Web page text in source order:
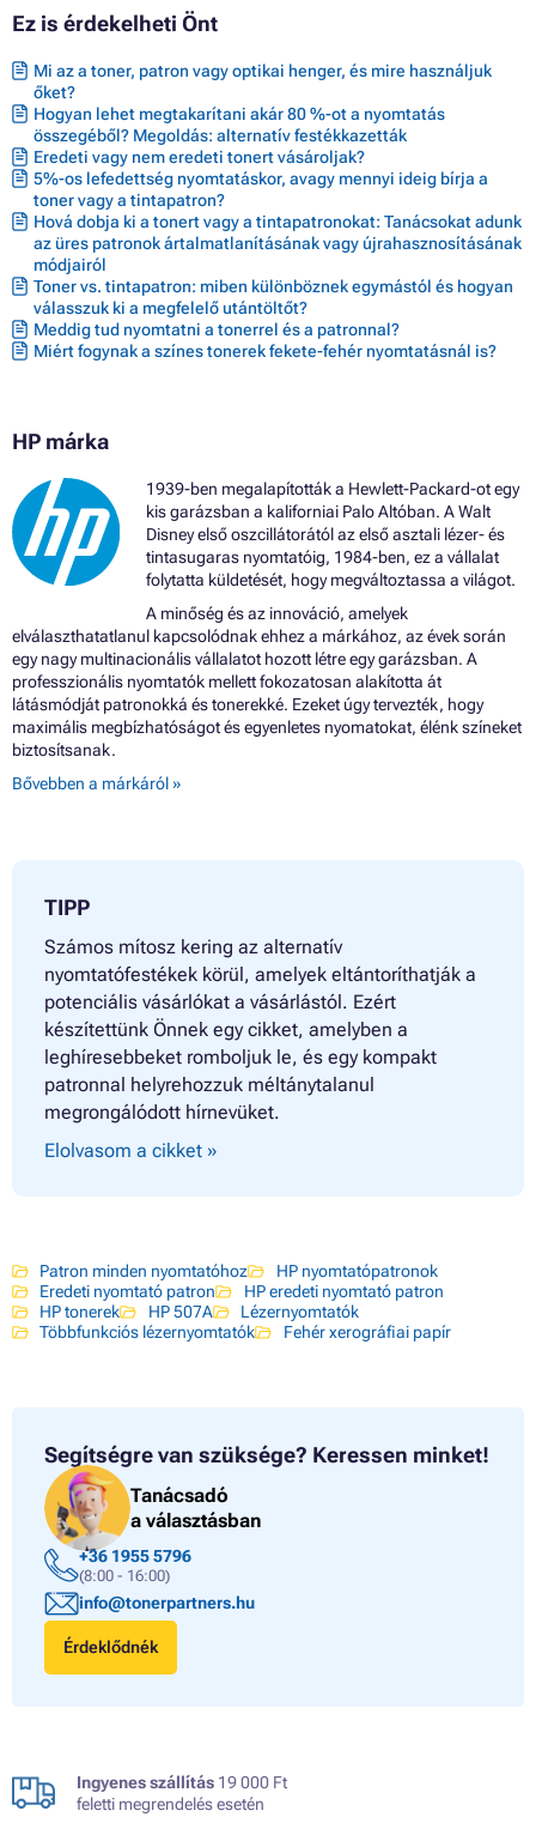
Ez is érdekelheti Önt
Mi az a toner, patron vagy optikai henger, és mire használjuk
őket?
Hogyan lehet megtakarítani akár 80 %-ot a nyomtatás
összegéből? Megoldás: alternatív festékkazetták
Eredeti vagy nem eredeti tonert vásároljak?
5%-os lefedettség nyomtatáskor, avagy mennyi ideig bírja a
toner vagy a tintapatron?
Hová dobja ki a tonert vagy a tintapatronokat: Tanácsokat adunk
az üres patronok ártalmatlanításának vagy újrahasznosításának
módjairól
Toner vs. tintapatron: miben különböznek egymástól és hogyan
válasszuk ki a megfelelő utántöltőt?
Meddig tud nyomtatni a tonerrel és a patronnal?
Miért fogynak a színes tonerek fekete-fehér nyomtatásnál is?
HP márka
1939-ben megalapították a Hewlett-Packard-ot egy
kis garázsban a kaliforniai Palo Altóban. A Walt
Disney első oszcillátorától az első asztali lézer- és
tintasugaras nyomtatóig, 1984-ben, ez a vállalat
folytatta küldetését, hogy megváltoztassa a világot.
A minőség és az innováció, amelyek
elválaszthatatlanul kapcsolódnak ehhez a márkához, az évek során
egy nagy multinacionális vállalatot hozott létre egy garázsban. A
professzionális nyomtatók mellett fokozatosan alakította át
látásmódját patronokká és tonerekké. Ezeket úgy tervezték, hogy
maximális megbízhatóságot és egyenletes nyomatokat, élénk színeket
biztosítsanak.
Bővebben a márkáról »
TIPP
Számos mítosz kering az alternatív
nyomtatófestékek körül, amelyek eltántoríthatják a
potenciális vásárlókat a vásárlástól. Ezért
készítettünk Önnek egy cikket, amelyben a
leghíresebbeket romboljuk le, és egy kompakt
patronnal helyrehozzuk méltánytalanul
megrongálódott hírnevüket.
Elolvasom a cikket »
Patron minden nyomtatóhoz
HP nyomtatópatronok
Eredeti nyomtató patron
HP eredeti nyomtató patron
HP tonerek
HP 507A
Lézernyomtatók
Többfunkciós lézernyomtatók
Fehér xerográfiai papír
Segítségre van szüksége? Keressen minket!
Tanácsadó
a választásban
+36 1955 5796
(8:00 - 16:00)
info@tonerpartners.hu
Érdeklődnék
Ingyenes szállítás 19 000 Ft
feletti megrendelés esetén